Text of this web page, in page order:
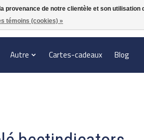
Autre Cartes-cadeaux Blog
de notre clientèle et son
témoins (cookies) »